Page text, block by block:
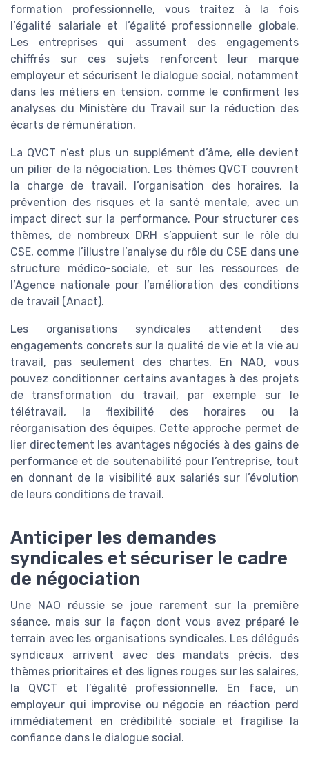
formation professionnelle, vous traitez à la fois
l’égalité salariale et l’égalité professionnelle globale.
Les entreprises qui assument des engagements
chiffrés sur ces sujets renforcent leur marque
employeur et sécurisent le dialogue social, notamment
dans les métiers en tension, comme le confirment les
analyses du Ministère du Travail sur la réduction des
écarts de rémunération.
La QVCT n’est plus un supplément d’âme, elle devient
un pilier de la négociation. Les thèmes QVCT couvrent
la charge de travail, l’organisation des horaires, la
prévention des risques et la santé mentale, avec un
impact direct sur la performance. Pour structurer ces
thèmes, de nombreux DRH s’appuient sur le rôle du
CSE, comme l’illustre l’analyse du rôle du CSE dans une
structure médico-sociale, et sur les ressources de
l’Agence nationale pour l’amélioration des conditions
de travail (Anact).
Les organisations syndicales attendent des
engagements concrets sur la qualité de vie et la vie au
travail, pas seulement des chartes. En NAO, vous
pouvez conditionner certains avantages à des projets
de transformation du travail, par exemple sur le
télétravail, la flexibilité des horaires ou la
réorganisation des équipes. Cette approche permet de
lier directement les avantages négociés à des gains de
performance et de soutenabilité pour l’entreprise, tout
en donnant de la visibilité aux salariés sur l’évolution
de leurs conditions de travail.
Anticiper les demandes
syndicales et sécuriser le cadre
de négociation
Une NAO réussie se joue rarement sur la première
séance, mais sur la façon dont vous avez préparé le
terrain avec les organisations syndicales. Les délégués
syndicaux arrivent avec des mandats précis, des
thèmes prioritaires et des lignes rouges sur les salaires,
la QVCT et l’égalité professionnelle. En face, un
employeur qui improvise ou négocie en réaction perd
immédiatement en crédibilité sociale et fragilise la
confiance dans le dialogue social.